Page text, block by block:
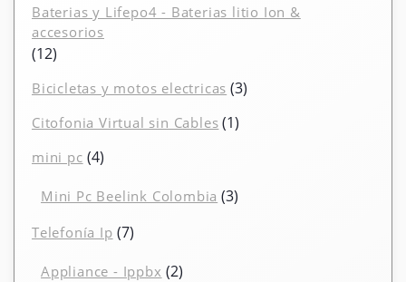
Baterias y Lifepo4 - Baterias litio Ion &
accesorios
1212
Bicicletas y motos electricas 33
Citofonia Virtual sin Cables 11
mini pc 44
Mini Pc Beelink Colombia 33
Telefonía Ip 77
Appliance - Ippbx 22